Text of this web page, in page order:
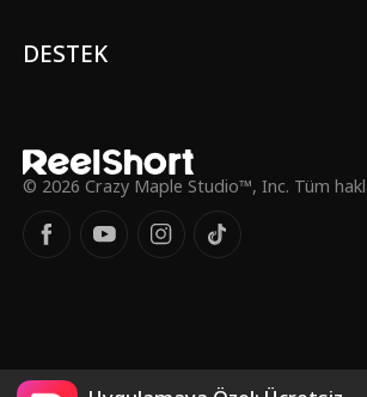
DESTEK
© 2026 Crazy Maple Studio™, Inc. Tüm